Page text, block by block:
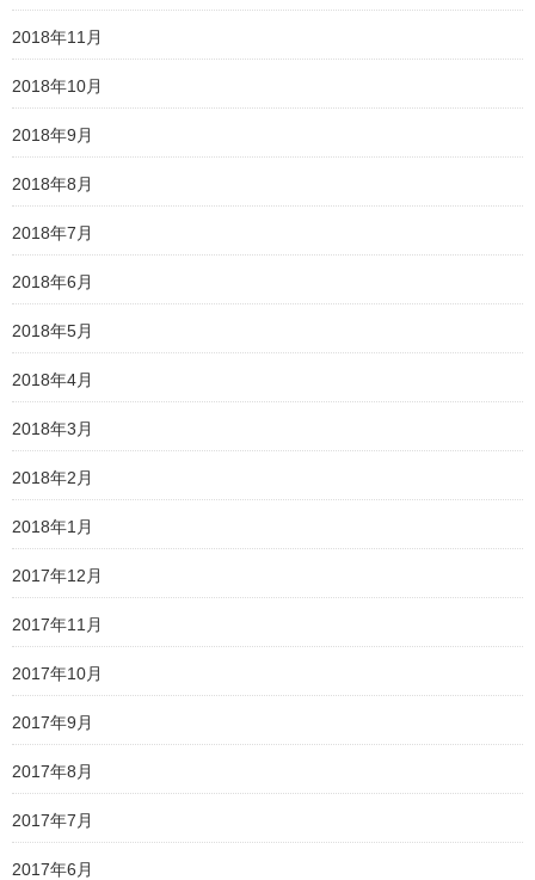
2018年11月
2018年10月
2018年9月
2018年8月
2018年7月
2018年6月
2018年5月
2018年4月
2018年3月
2018年2月
2018年1月
2017年12月
2017年11月
2017年10月
2017年9月
2017年8月
2017年7月
2017年6月